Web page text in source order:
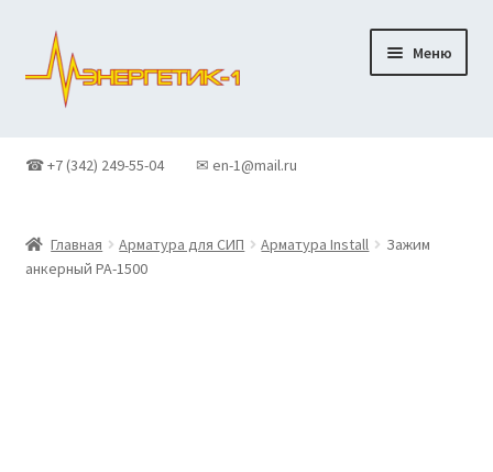
Перейти
навигации
Перейти
содержимому
Меню
Контакты
☎ +7 (342) 249-55-04 ✉ en-1@mail.ru
Главная Арматура для СИП Арматура Install
Зажим
анкерный PA-1500